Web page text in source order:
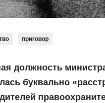
приговор
должность
буквально